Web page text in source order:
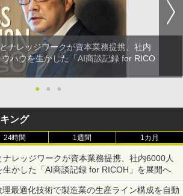
ナレッジワークが資本業務提携、社内
ハウを生かした「AI商談記録 for RICO
●
● ●
ング
24時間 1週間 1カ月
ナレッジワークが資本業務提携、社内6000人
生かした「AI商談記録 for RICOH」を展開へ
理最適化技術で製造業の生産ライン構成を自動